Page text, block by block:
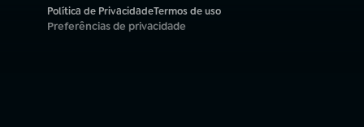
Política de Privacidade
(abre em nova aba)
Termos de uso
(abre em nova aba)
Preferências de privacidade